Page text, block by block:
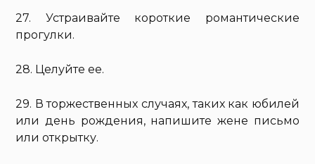
27. Устраивайте короткие романтические
прогулки.
28. Целуйте ее.
29. В торжественных случаях, таких как юбилей
или день рождения, напишите жене письмо
или открытку.